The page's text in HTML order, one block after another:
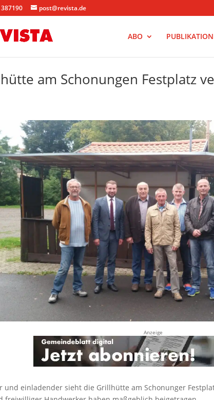
post@revista.de
ABO
am Schonungen Festplatz
Anzeige
und einladender sieht die Grillhütte am Schonunger